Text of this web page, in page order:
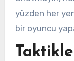
yüzden her
bir oyuncu